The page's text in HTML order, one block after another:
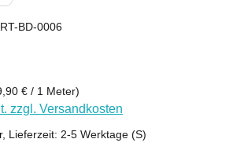
BD-0006
€ / 1 Meter)
zzgl. Versandkosten
Lieferzeit: 2-5 Werktage (S)